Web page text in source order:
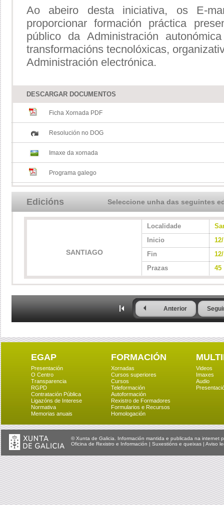
Ao abeiro desta iniciativa, os E-
proporcionar formación práctica
público da Administración
transformacións tecnolóxicas,
Administración electrónica.
DESCARGAR DOCUMENTOS
Ficha Xornada PDF
Resolución no DOG
Imaxe da xornada
Programa galego
Edicións Seleccione unha das seguintes
SANTIAGO
Localidade
Inicio
Fin
Prazas
45
Anterior
EGAP
Presentación
O Centro
Transparencia
RGPD
Contratación Pública
Ligazóns de Interese
Normativa
Memorias anuais
FORMACIÓN
Xornadas
Cursos superiores
Cursos
Teleformación
Autoformación
Rexistro de Formadores
Formularios e Recursos
Homologación
Videos
Imaxes
Audio
© Xunta de Galicia. Información mantida e publicada na internet
Oficina de Rexistro e Información | Suxestións e queixas | Aviso